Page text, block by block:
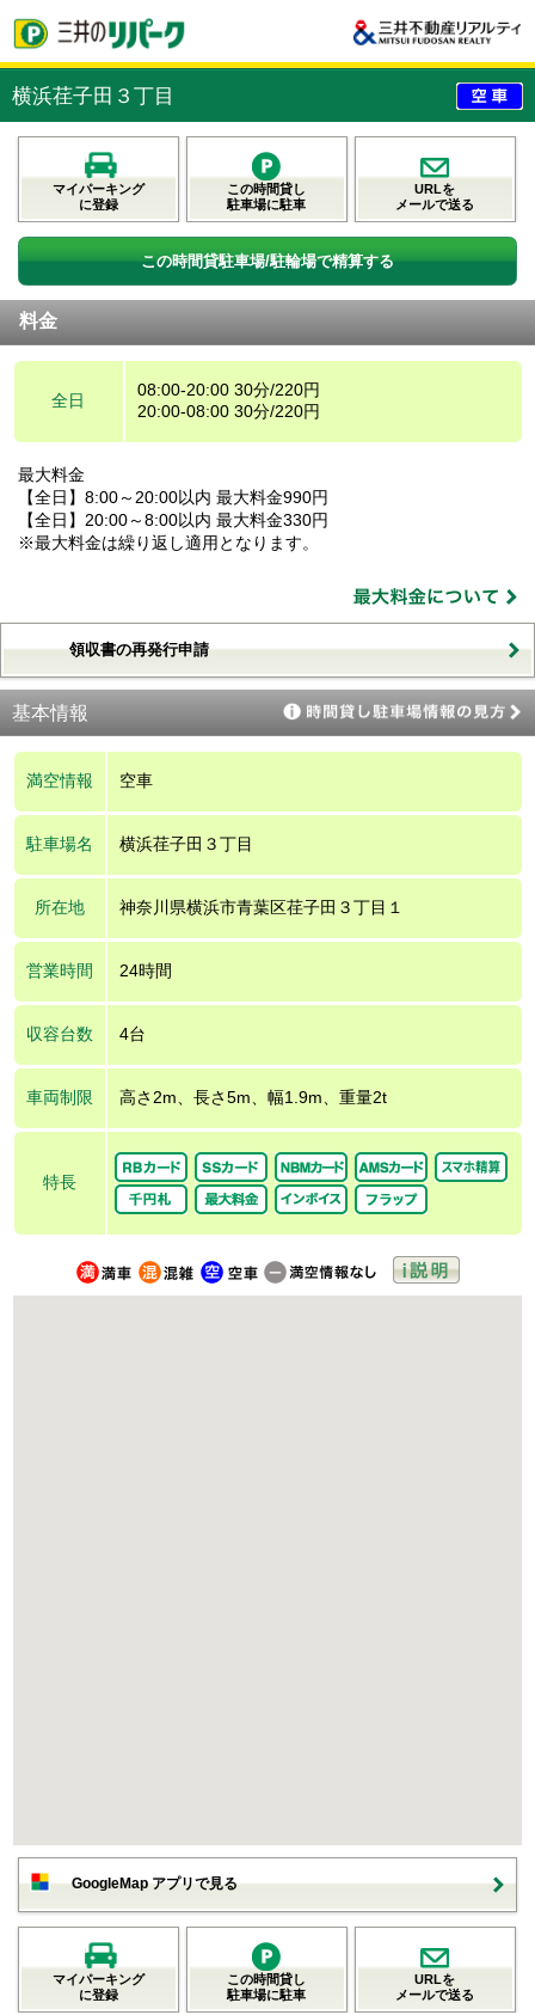
横浜荏子田３丁目
マイパーキング
に登録
この時間貸し
駐車場に駐車
URLを
メールで送る
この時間貸駐車場/駐輪場で精算する
料金
全日
08:00-20:00 30分/220円
20:00-08:00 30分/220円
最大料金
【全日】8:00～20:00以内 最大料金990円
【全日】20:00～8:00以内 最大料金330円
※最大料金は繰り返し適用となります。
領収書の再発行申請
基本情報
満空情報 空車
駐車場名 横浜荏子田３丁目
所在地 神奈川県横浜市青葉区荏子田３丁目１
営業時間 24時間
収容台数 4台
車両制限 高さ2m、長さ5m、幅1.9m、重量2t
特長
GoogleMap アプリで見る
マイパーキング
に登録
この時間貸し
駐車場に駐車
URLを
メールで送る